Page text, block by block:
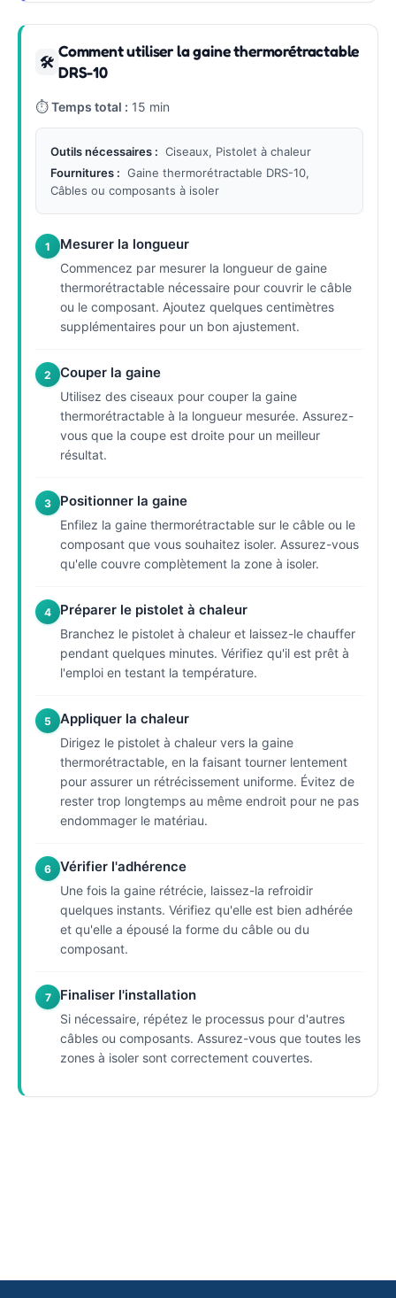
🛠
Comment utiliser la gaine thermorétractable
DRS-10
⏱Temps total : 15 min
Outils nécessaires : Ciseaux, Pistolet à chaleur
Fournitures : Gaine thermorétractable DRS-10,
Câbles ou composants à isoler
1 Mesurer la longueur
Commencez par mesurer la longueur de gaine
thermorétractable nécessaire pour couvrir le câble
ou le composant. Ajoutez quelques centimètres
supplémentaires pour un bon ajustement.
2 Couper la gaine
Utilisez des ciseaux pour couper la gaine
thermorétractable à la longueur mesurée. Assurez-
vous que la coupe est droite pour un meilleur
résultat.
3 Positionner la gaine
Enfilez la gaine thermorétractable sur le câble ou le
composant que vous souhaitez isoler. Assurez-vous
qu'elle couvre complètement la zone à isoler.
4 Préparer le pistolet à chaleur
Branchez le pistolet à chaleur et laissez-le chauffer
pendant quelques minutes. Vérifiez qu'il est prêt à
l'emploi en testant la température.
5 Appliquer la chaleur
Dirigez le pistolet à chaleur vers la gaine
thermorétractable, en la faisant tourner lentement
pour assurer un rétrécissement uniforme. Évitez de
rester trop longtemps au même endroit pour ne pas
endommager le matériau.
6 Vérifier l'adhérence
Une fois la gaine rétrécie, laissez-la refroidir
quelques instants. Vérifiez qu'elle est bien adhérée
et qu'elle a épousé la forme du câble ou du
composant.
7 Finaliser l'installation
Si nécessaire, répétez le processus pour d'autres
câbles ou composants. Assurez-vous que toutes les
zones à isoler sont correctement couvertes.